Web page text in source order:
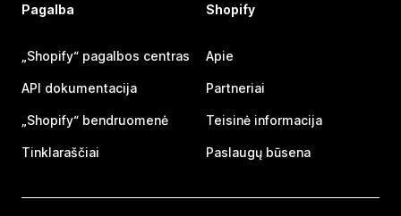
Pagalba
„Shopify“ pagalbos centras
API dokumentacija
„Shopify“ bendruomenė
Tinklaraščiai
Shopify
Apie
Partneriai
Teisinė informacija
Paslaugų būsena